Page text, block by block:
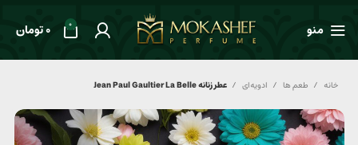
منو 0
0تومان
خانه طعم ها ادویه‌ای عطر زنانه Jean Paul Gaultier La Belle